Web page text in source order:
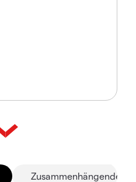
Zusammenhängende